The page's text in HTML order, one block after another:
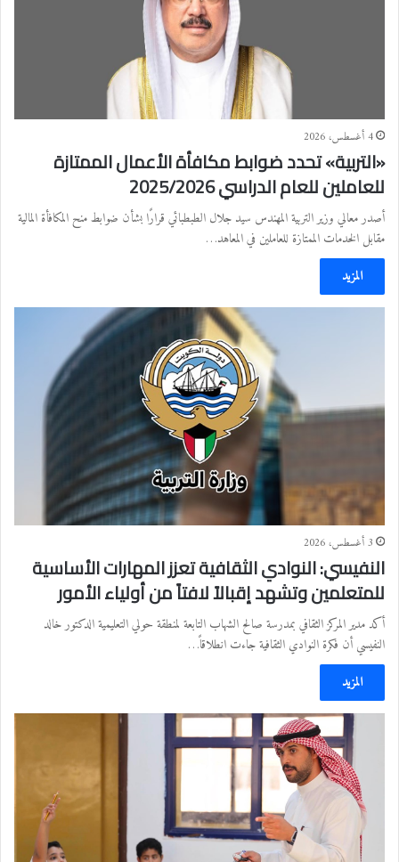
4 أغسطس، 2026
«التربية» تحدد ضوابط مكافأة الأعمال الممتازة
للعاملين للعام الدراسي 2025/2026
أصدر معالي وزير التربية المهندس سيد جلال الطبطبائي قرارًا بشأن ضوابط منح المكافأة المالية
مقابل الخدمات الممتازة للعاملين في المعاهد…
المزيد
3 أغسطس، 2026
النفيسي: النوادي الثقافية تعزز المهارات الأساسية
للمتعلمين وتشهد إقبالاً لافتاً من أولياء الأمور
أكد مدير المركز الثقافي بمدرسة صالح الشهاب التابعة لمنطقة حولي التعليمية الدكتور خالد
النفيسي أن فكرة النوادي الثقافية جاءت انطلاقاً…
المزيد